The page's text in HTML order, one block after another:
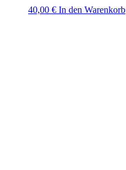
40,00 € In den Warenkorb